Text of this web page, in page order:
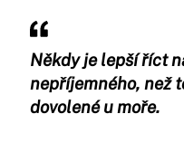
Někdy je lepší říct
nepříjemného, než
dovolené u moře.